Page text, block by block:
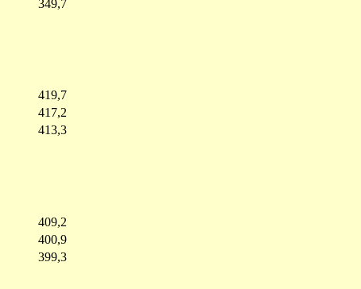
349,7
419,7
417,2
413,3
409,2
400,9
399,3